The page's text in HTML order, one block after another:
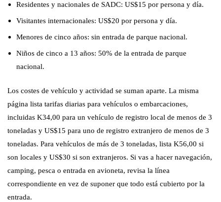
Residentes y nacionales de SADC: US$15 por persona y día.
Visitantes internacionales: US$20 por persona y día.
Menores de cinco años: sin entrada de parque nacional.
Niños de cinco a 13 años: 50% de la entrada de parque
nacional.
Los costes de vehículo y actividad se suman aparte. La misma
página lista tarifas diarias para vehículos o embarcaciones,
incluidas K34,00 para un vehículo de registro local de menos de 3
toneladas y US$15 para uno de registro extranjero de menos de 3
toneladas. Para vehículos de más de 3 toneladas, lista K56,00 si
son locales y US$30 si son extranjeros. Si vas a hacer navegación,
camping, pesca o entrada en avioneta, revisa la línea
correspondiente en vez de suponer que todo está cubierto por la
entrada.